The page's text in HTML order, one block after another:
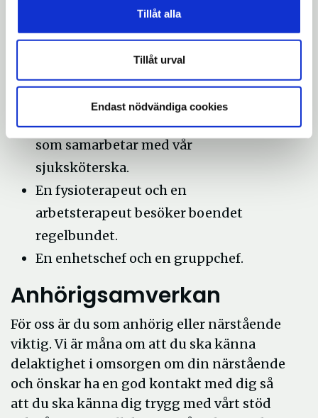
Tillåt alla
Tillåt urval
Endast nödvändiga cookies
omvårdnadsbehov som finns.
En sjuksköterska dagtid, måndag till
fredag, övrig tid finns patrullen
tillgänglig för att tillgodose de hälso-
och sjukvårdsbehov som finns. En
gång i veckan besöker läkare boendet
som samarbetar med vår
sjuksköterska.
En fysioterapeut och en
arbetsterapeut besöker boendet
regelbundet.
En enhetschef och en gruppchef.
Anhörigsamverkan
För oss är du som anhörig eller närstående
viktig. Vi är måna om att du ska känna
delaktighet i omsorgen om din närstående
och önskar ha en god kontakt med dig så
att du ska känna dig trygg med vårt stöd